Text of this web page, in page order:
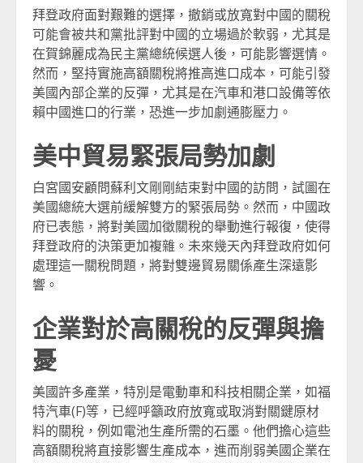
拜登政府面對艱難的選擇，撤銷或放寬對中國的關稅
可能會被共和黨批評對中國的立場過於軟弱，尤其是
在賀錦麗成為民主黨總統候選人後，可能影響選情。
然而，堅持實施高額關稅將推高進口成本，可能引發
美國內部企業的反彈，尤其是在汽車和港口設備等依
賴中國進口的行業，恐進一步加劇通膨壓力。
美中貿易緊張局勢加劇
白宮國安顧問蘇利文剛剛結束對中國的訪問，試圖在
美國總統大選前緩解雙方的緊張局勢。然而，中國政
府已表態，將對美國加徵關稅的舉動進行報復，使得
拜登政府的決策更加複雜。未來幾天內拜登政府如何
處理這一關稅問題，將對雙邊貿易關係產生深遠影
響。
企業對於高關稅的反彈與擔
憂
美國許多產業，特別是電動車和科技相關企業，如福
特汽車(F)等，已經呼籲政府放寬或取消對關鍵原材
料的關稅，例如電池生產所需的石墨。他們擔心這些
高額關稅將直接影響生產成本，進而削弱美國企業在